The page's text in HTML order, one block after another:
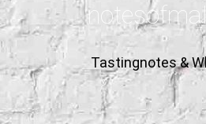
Tastingnotes &